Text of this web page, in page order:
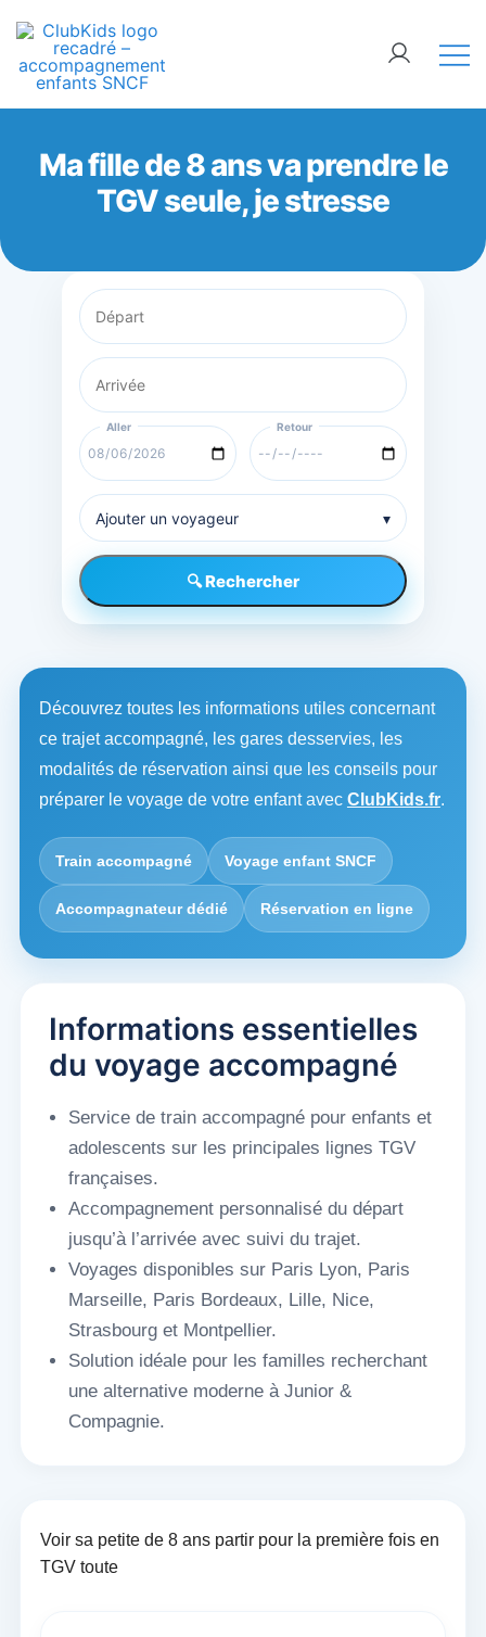
content
ClubKids
Ma fille de 8 ans va prendre le
TGV seule, je stresse
Ajouter un voyageur ▾
🔍 Rechercher
Découvrez toutes les informations utiles concernant
ce trajet accompagné, les gares desservies, les
modalités de réservation ainsi que les conseils pour
préparer le voyage de votre enfant avec ClubKids.fr.
Train accompagné Voyage enfant SNCF
Accompagnateur dédié Réservation en ligne
Informations essentielles
du voyage accompagné
Service de train accompagné pour enfants et
adolescents sur les principales lignes TGV
françaises.
Accompagnement personnalisé du départ
jusqu’à l’arrivée avec suivi du trajet.
Voyages disponibles sur Paris Lyon, Paris
Marseille, Paris Bordeaux, Lille, Nice,
Strasbourg et Montpellier.
Solution idéale pour les familles recherchant
une alternative moderne à Junior &
Compagnie.
Voir sa petite de 8 ans partir pour la première fois en
TGV toute
🚨 Nos accompagnements sont pris d’assaut.
Réservez dès maintenant !